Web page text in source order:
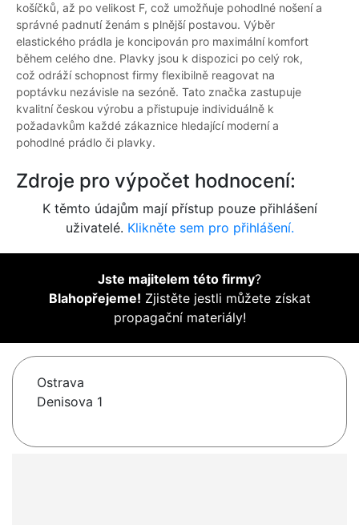
košíčků, až po velikost F, což umožňuje pohodlné nošení a
správné padnutí ženám s plnější postavou. Výběr
elastického prádla je koncipován pro maximální komfort
během celého dne. Plavky jsou k dispozici po celý rok,
což odráží schopnost firmy flexibilně reagovat na
poptávku nezávisle na sezóně. Tato značka zastupuje
kvalitní českou výrobu a přistupuje individuálně k
požadavkům každé zákaznice hledající moderní a
pohodlné prádlo či plavky.
Zdroje pro výpočet hodnocení:
K těmto údajům mají přístup pouze přihlášení
uživatelé. Klikněte sem pro přihlášení.
Jste majitelem této firmy?
Blahopřejeme! Zjistěte jestli můžete získat
propagační materiály!
Ostrava
Denisova 1